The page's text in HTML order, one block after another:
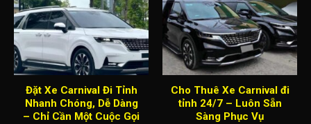
Đặt Xe Carnival Đi Tỉnh
Nhanh Chóng, Dễ Dàng
– Chỉ Cần Một Cuộc Gọi
Cho Thuê Xe Carnival đi
tỉnh 24/7 – Luôn Sẵn
Sàng Phục Vụ